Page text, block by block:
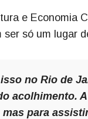
e Economia
só um lugar
no Rio de
acolhimento.
para